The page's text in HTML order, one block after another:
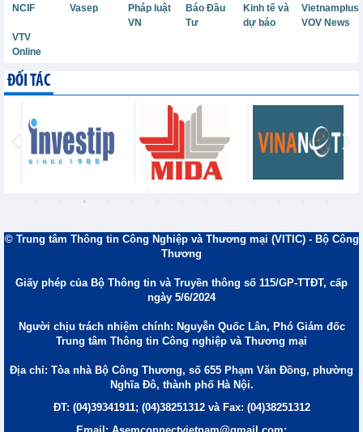
NCIF
Vasep
Pháp luật
VN
Báo Đầu
Tư
Kinh tế và
dự báo
Vietnamplus
VOV News
VTV
Online
ĐỐI TÁC
© Trung tâm Thông tin Công Nghiệp và Thương mại (VITIC) - Bộ Công
Thương
Giấy phép của Bộ Thông tin và Truyền thông số 115/GP-TTĐT, cấp
ngày 5/6/2024
Người chịu trách nhiệm chính: Nguyễn Quốc Lân, Phó Giám đốc
Trung tâm Thông tin Công nghiệp và Thương mại
Địa chỉ: Tòa nhà Bộ Công Thương, số 655 Phạm Văn Đồng, phường
Nghĩa Đô, thành phố Hà Nội.
ĐT: (04)39341911; (04)38251312 và Fax: (04)38251312